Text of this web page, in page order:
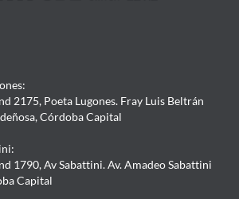
2175, Poeta Lugones. Fray Luis Beltrán
Córdoba Capital
1790, Av Sabattini. Av. Amadeo Sabattini
Capital